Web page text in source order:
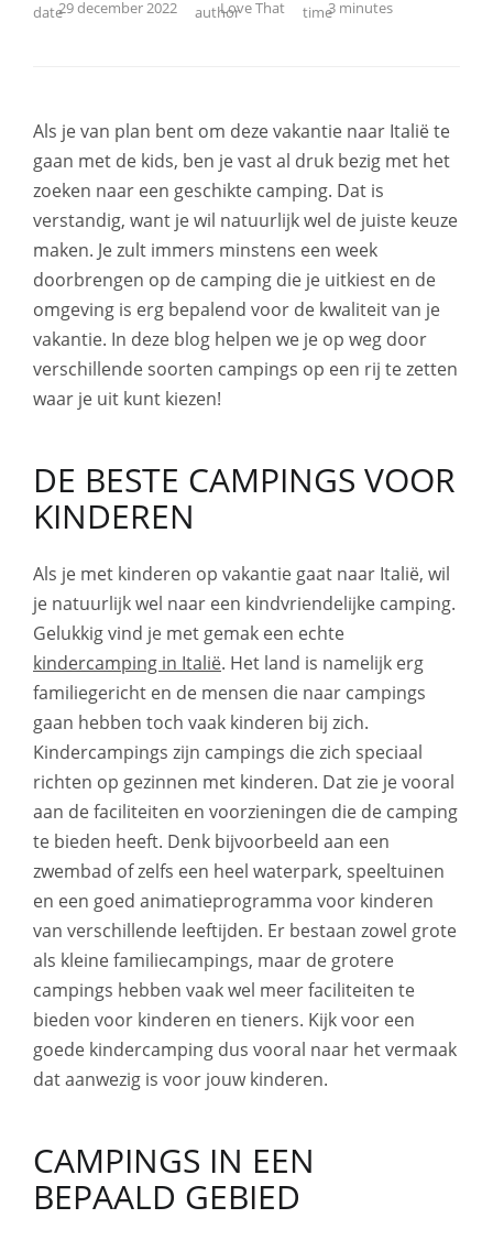
29 december 2022 Love That 3 minutes
Als je van plan bent om deze vakantie naar Italië te
gaan met de kids, ben je vast al druk bezig met het
zoeken naar een geschikte camping. Dat is
verstandig, want je wil natuurlijk wel de juiste keuze
maken. Je zult immers minstens een week
doorbrengen op de camping die je uitkiest en de
omgeving is erg bepalend voor de kwaliteit van je
vakantie. In deze blog helpen we je op weg door
verschillende soorten campings op een rij te zetten
waar je uit kunt kiezen!
DE BESTE CAMPINGS VOOR
KINDEREN
Als je met kinderen op vakantie gaat naar Italië, wil
je natuurlijk wel naar een kindvriendelijke camping.
Gelukkig vind je met gemak een echte
kindercamping in Italië. Het land is namelijk erg
familiegericht en de mensen die naar campings
gaan hebben toch vaak kinderen bij zich.
Kindercampings zijn campings die zich speciaal
richten op gezinnen met kinderen. Dat zie je vooral
aan de faciliteiten en voorzieningen die de camping
te bieden heeft. Denk bijvoorbeeld aan een
zwembad of zelfs een heel waterpark, speeltuinen
en een goed animatieprogramma voor kinderen
van verschillende leeftijden. Er bestaan zowel grote
als kleine familiecampings, maar de grotere
campings hebben vaak wel meer faciliteiten te
bieden voor kinderen en tieners. Kijk voor een
goede kindercamping dus vooral naar het vermaak
dat aanwezig is voor jouw kinderen.
CAMPINGS IN EEN
BEPAALD GEBIED